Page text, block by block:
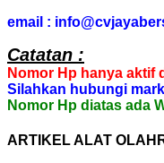
email :
Catatan :
Nomor Hp hanya aktif
Silahkan hubungi
Nomor Hp diatas ada
ARTIKEL ALAT